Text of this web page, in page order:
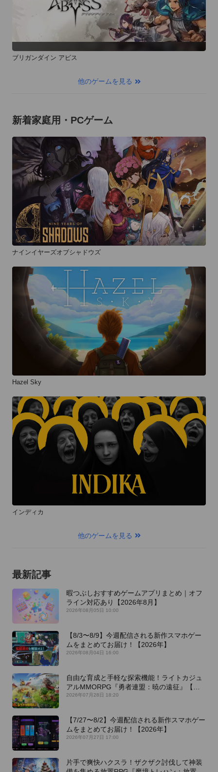
ブリガンダイン アビス
他のゲームを見る
新着家庭用・PCゲーム
ナインイヤーズオブシャドウズ
Hazel Sky
インディカ
他のゲームを見る
最新記事
暇つぶしおすすめゲームアプリまとめ｜オフ
ライン対応あり【2026年8月】
2026年08月05日 10:00
【8/3〜8/9】今週配信される新作スマホゲー
ムをまとめてお届け！【2026年】
2026年08月04日 16:00
自由な育成と手軽な探索機能！ライトカジュ
アルMMORPG『勇者連盟：暁の遠征』【最
新作PICKUP】
2026年07月28日 18:20
【7/27〜8/2】今週配信される新作スマホゲー
ムをまとめてお届け！【2026年】
2026年07月27日 17:00
片手で爽快ハクスラ！ザクザク討伐して神装